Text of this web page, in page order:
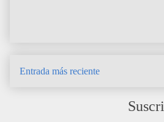
Entrada más reciente